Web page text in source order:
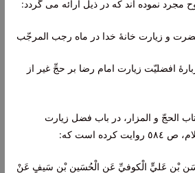
نموده اند که در ذیل ارائه می گردد:
و زيارت‌ خانۀ خدا در ماه‌ رجب المرجّب‌
افضليّت‌ زيارت‌ امام‌ رضا بر حجِّ غير از
فروع‌، کتاب‌ الحجّ و المزار، در باب‌ فضل‌ زيارت‌
است‌ که‌:
بْنِ عَليٍّ الْکوفيِّ عَنِ الْحُسَینِ بْنِ سَیفٍ عَنْ